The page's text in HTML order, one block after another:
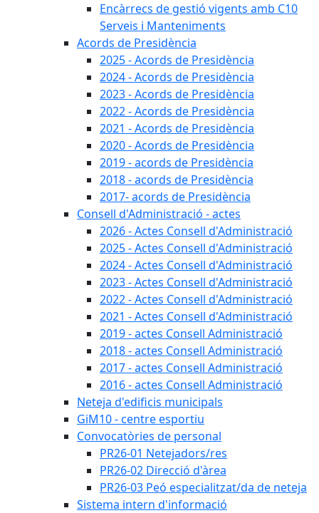
Encàrrecs de gestió vigents amb C10
Serveis i Manteniments
Acords de Presidència
2025 - Acords de Presidència
2024 - Acords de Presidència
2023 - Acords de Presidència
2022 - Acords de Presidència
2021 - Acords de Presidència
2020 - Acords de Presidència
2019 - acords de Presidència
2018 - acords de Presidència
2017- acords de Presidència
Consell d'Administració - actes
2026 - Actes Consell d'Administració
2025 - Actes Consell d'Administració
2024 - Actes Consell d'Administració
2023 - Actes Consell d'Administració
2022 - Actes Consell d'Administració
2021 - Actes Consell d'Administració
2019 - actes Consell Administració
2018 - actes Consell Administració
2017 - actes Consell Administració
2016 - actes Consell Administració
Neteja d'edificis municipals
GiM10 - centre esportiu
Convocatòries de personal
PR26-01 Netejadors/res
PR26-02 Direcció d'àrea
PR26-03 Peó especialitzat/da de neteja
Sistema intern d'informació